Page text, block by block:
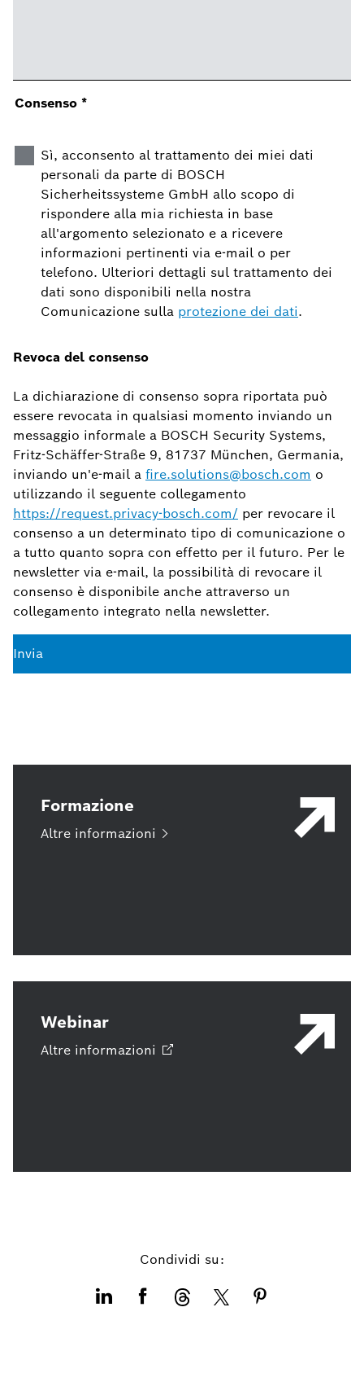
Consenso *
Sì, acconsento al trattamento dei miei dati
personali da parte di BOSCH
Sicherheitssysteme GmbH allo scopo di
rispondere alla mia richiesta in base
all'argomento selezionato e a ricevere
informazioni pertinenti via e-mail o per
telefono. Ulteriori dettagli sul trattamento dei
dati sono disponibili nella nostra
Comunicazione sulla protezione dei dati.
Revoca del consenso
La dichiarazione di consenso sopra riportata può
essere revocata in qualsiasi momento inviando un
messaggio informale a BOSCH Security Systems,
Fritz-Schäffer-Straße 9, 81737 München, Germania,
inviando un'e-mail a fire.solutions@bosch.com o
utilizzando il seguente collegamento
https://request.privacy-bosch.com/ per revocare il
consenso a un determinato tipo di comunicazione o
a tutto quanto sopra con effetto per il futuro. Per le
newsletter via e-mail, la possibilità di revocare il
consenso è disponibile anche attraverso un
collegamento integrato nella newsletter.
Invia
Formazione
Altre informazioni
Webinar
Altre informazioni
Condividi su: